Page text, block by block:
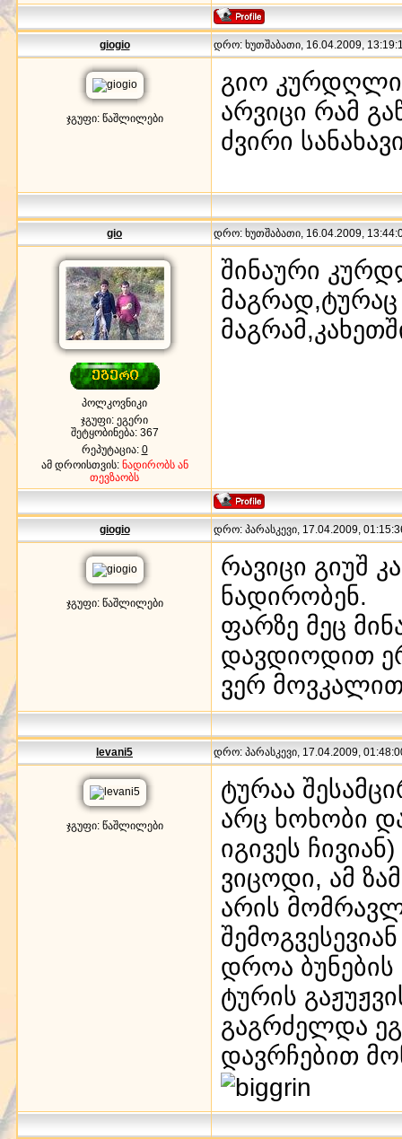
giogio დრო: ხუთშაბათი, 16.04.2009,
ჯგუფი: წაშლილები
გიო
არვიცი რამ
ძვირი
gio დრო: ხუთშაბათი, 16.04.2009,
პოლკოვნიკი
ჯგუფი: ეგერი
შეტყობინება: 367
რეპუტაცია: 0
ამ დროისთვის: ნადირობს ან
თევზაობს
შინაური
giogio დრო: პარასკევი, 17.04.2009,
ჯგუფი: წაშლილები
რავიცი გიუშ
ნადირობენ.
ფარზე მეც
დავდიოდით
ვერ
levani5 დრო: პარასკევი, 17.04.2009,
ჯგუფი: წაშლილები
ტურაა
არც ხოხობი
იგივეს
ვიცოდი, ამ
არის
დროა
ტურის
გაგრძელდა
დავრჩებით